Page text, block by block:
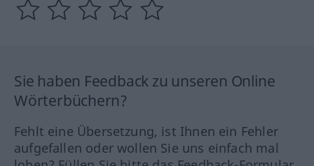
Sie haben Feedback zu unseren Online
Wörterbüchern?
Fehlt eine Übersetzung, ist Ihnen ein Fehler
aufgefallen oder wollen Sie uns einfach mal